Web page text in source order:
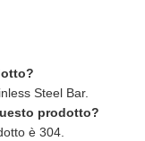
Steel Bar.
prodotto?
è 304.